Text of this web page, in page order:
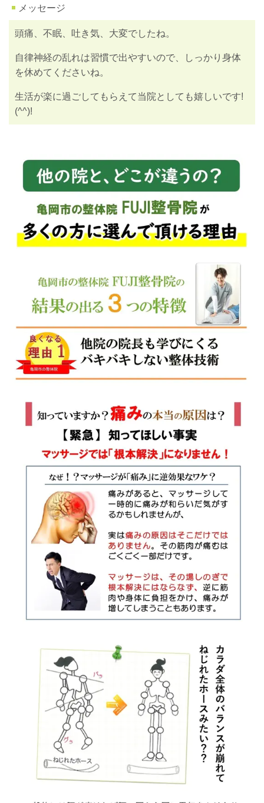
メッセージ
頭痛、不眠、吐き気、大変でしたね。
自律神経の乱れは習慣で出やすいので、しっかり身体
を休めてくださいね。
生活が楽に過ごしてもらえて当院としても嬉しいです!
(^^)!